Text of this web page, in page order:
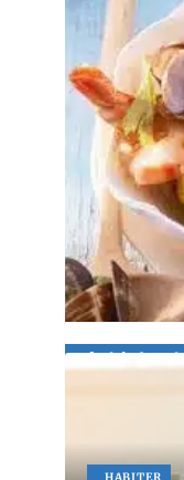
Découvrez
fruit de mer
29 juillet 2026
Article favori
HABITER